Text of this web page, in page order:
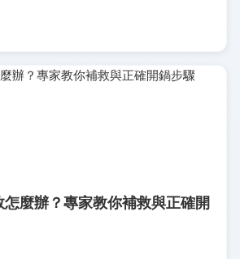
麼辦？專家教你補救與正確開